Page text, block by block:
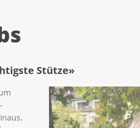
Stütze»